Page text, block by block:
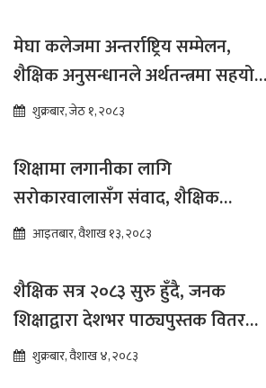
मेघा कलेजमा अन्तर्राष्ट्रिय सम्मेलन,
शैक्षिक अनुसन्धानले अर्थतन्त्रमा सहयोग
पुग्ने विश्वास
शुक्रबार, जेठ १, २०८३
शिक्षामा लगानीका लागि
सरोकारवालासँग संवाद, शैक्षिक
सुधारमा जोड
आइतबार, वैशाख १३, २०८३
शैक्षिक सत्र २०८३ सुरु हुँदै, जनक
शिक्षाद्वारा देशभर पाठ्यपुस्तक वितरण
तीव्रशुक्रबार, वैशाख ४, २०८३